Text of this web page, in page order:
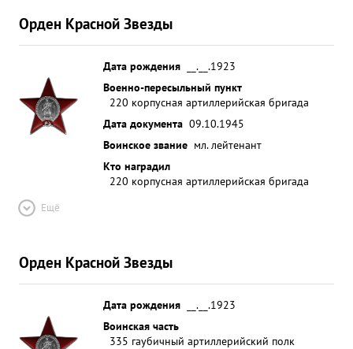
Орден Красной Звезды
Дата рождения
__.__.1923
Военно-пересыльный пункт
220 корпусная артиллерийская бригада
Дата документа 09.10.1945
Воинское звание мл. лейтенант
Кто наградил
220 корпусная артиллерийская бригада
Ещё
Орден Красной Звезды
Дата рождения
__.__.1923
Воинская часть
335 гаубичный артиллерийский полк